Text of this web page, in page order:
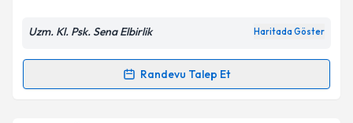
Uzm. Kl. Psk. Sena Elbirlik Haritada Göster
Randevu Talep Et
Randevu Takvimi Talebi